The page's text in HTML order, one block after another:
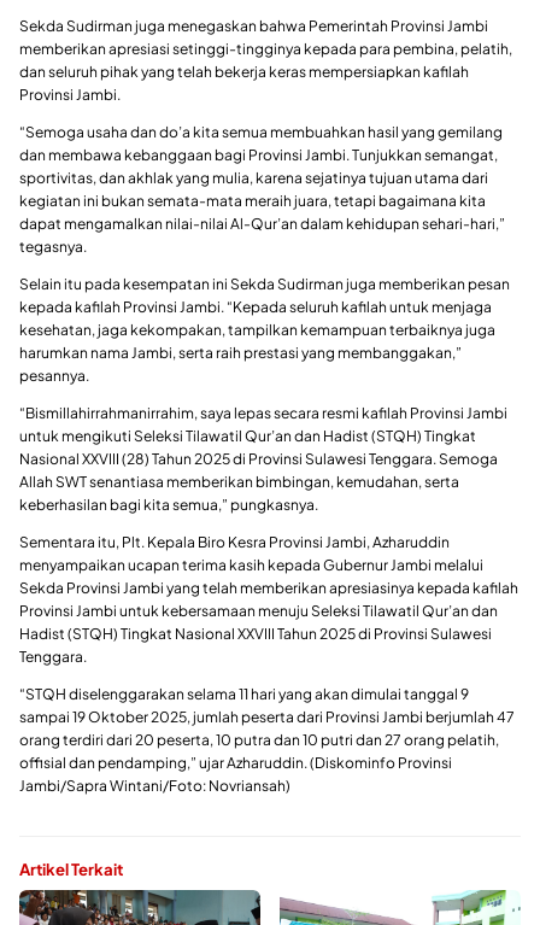
Sekda Sudirman juga menegaskan bahwa Pemerintah Provinsi Jambi
memberikan apresiasi setinggi-tingginya kepada para pembina, pelatih,
dan seluruh pihak yang telah bekerja keras mempersiapkan kafilah
Provinsi Jambi.
“Semoga usaha dan do’a kita semua membuahkan hasil yang gemilang
dan membawa kebanggaan bagi Provinsi Jambi. Tunjukkan semangat,
sportivitas, dan akhlak yang mulia, karena sejatinya tujuan utama dari
kegiatan ini bukan semata-mata meraih juara, tetapi bagaimana kita
dapat mengamalkan nilai-nilai Al-Qur’an dalam kehidupan sehari-hari,”
tegasnya.
Selain itu pada kesempatan ini Sekda Sudirman juga memberikan pesan
kepada kafilah Provinsi Jambi. “Kepada seluruh kafilah untuk menjaga
kesehatan, jaga kekompakan, tampilkan kemampuan terbaiknya juga
harumkan nama Jambi, serta raih prestasi yang membanggakan,”
pesannya.
“Bismillahirrahmanirrahim, saya lepas secara resmi kafilah Provinsi Jambi
untuk mengikuti Seleksi Tilawatil Qur’an dan Hadist (STQH) Tingkat
Nasional XXVIII (28) Tahun 2025 di Provinsi Sulawesi Tenggara. Semoga
Allah SWT senantiasa memberikan bimbingan, kemudahan, serta
keberhasilan bagi kita semua,” pungkasnya.
Sementara itu, Plt. Kepala Biro Kesra Provinsi Jambi, Azharuddin
menyampaikan ucapan terima kasih kepada Gubernur Jambi melalui
Sekda Provinsi Jambi yang telah memberikan apresiasinya kepada kafilah
Provinsi Jambi untuk kebersamaan menuju Seleksi Tilawatil Qur’an dan
Hadist (STQH) Tingkat Nasional XXVIII Tahun 2025 di Provinsi Sulawesi
Tenggara.
“STQH diselenggarakan selama 11 hari yang akan dimulai tanggal 9
sampai 19 Oktober 2025, jumlah peserta dari Provinsi Jambi berjumlah 47
orang terdiri dari 20 peserta, 10 putra dan 10 putri dan 27 orang pelatih,
offisial dan pendamping,” ujar Azharuddin. (Diskominfo Provinsi
Jambi/Sapra Wintani/Foto: Novriansah)
Artikel Terkait